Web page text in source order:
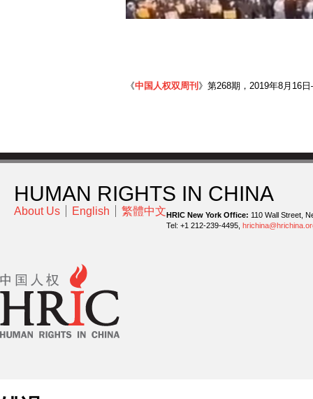
《中国人权双周刊 》第268期，2019年8月16
HUMAN RIGHTS IN CHINA
About Us English 繁體中文 HRIC New York Office: 110 Wall Street,
Tel: +1 212-239-4495,